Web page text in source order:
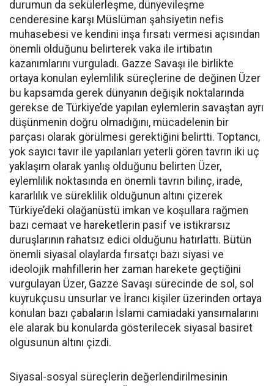
durumun da sekülerleşme, dünyevileşme
cenderesine karşı Müslüman şahsiyetin nefis
muhasebesi ve kendini inşa fırsatı vermesi açısından
önemli olduğunu belirterek vaka ile irtibatın
kazanımlarını vurguladı. Gazze Savaşı ile birlikte
ortaya konulan eylemlilik süreçlerine de değinen Üzer
bu kapsamda gerek dünyanın değişik noktalarında
gerekse de Türkiye’de yapılan eylemlerin savaştan ayrı
düşünmenin doğru olmadığını, mücadelenin bir
parçası olarak görülmesi gerektiğini belirtti. Toptancı,
yok sayıcı tavır ile yapılanları yeterli gören tavrın iki uç
yaklaşım olarak yanlış olduğunu belirten Üzer,
eylemlilik noktasında en önemli tavrın bilinç, irade,
kararlılık ve süreklilik olduğunun altını çizerek
Türkiye’deki olağanüstü imkan ve koşullara rağmen
bazı cemaat ve hareketlerin pasif ve istikrarsız
duruşlarının rahatsız edici olduğunu hatırlattı. Bütün
önemli siyasal olaylarda fırsatçı bazı siyasi ve
ideolojik mahfillerin her zaman harekete geçtiğini
vurgulayan Üzer, Gazze Savaşı sürecinde de sol, sol
kuyrukçusu unsurlar ve İrancı kişiler üzerinden ortaya
konulan bazı çabaların İslami camiadaki yansımalarını
ele alarak bu konularda gösterilecek siyasal basiret
olgusunun altını çizdi.
Siyasal-sosyal süreçlerin değerlendirilmesinin